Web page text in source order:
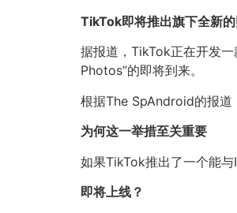
TikTok即将推出旗下全新
据报道，TikTok正在开发
Photos”的即将到来。
根据The SpAndroid的报道
为何这一举措至关重要
如果TikTok推出了一个能
即将上线？